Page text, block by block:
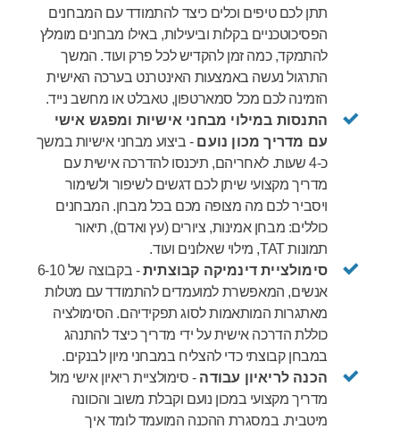
תתן לכם טיפים וכלים כיצד להתמודד עם המבחנים
הפסיכוטכניים בקלות וביעילות, באילו מבחנים מומלץ
להתמקד, כמה זמן להקדיש לכל פרק ועוד. המשך
התרגול נעשה באמצעות האינטרנט בערכה האישית
הזמינה לכם מכל סמארטפון, טאבלט או מחשב נייד.
התנסות במילוי מבחני אישיות ומפגש אישי
עם מדריך מכון נועם -ביצוע מבחני אישיות במשך
כ-4 שעות. לאחריהם, תיכנסו להדרכה אישית עם
מדריך מקצועי שיתן לכם דגשים לשיפור ולשימור
ויסביר לכם מה מצופה מכם בכל מבחן. המבחנים
כוללים: מבחן אמינות, ציורים (עץ ואדם), תיאור
תמונות TAT, מילוי שאלונים ועוד.
סימולציית דינמיקה קבוצתית -
בקבוצה של 6-10
אנשים, המאפשרת למועמדים להתמודד עם מטלות
מאתגרות המותאמות לסוג תפקידיהם. הסימולציה
כוללת הדרכה אישית על ידי מדריך כיצד להתנהג
במבחן קבוצתי כדי להצליח במבחני מיון לבנקים.
הכנה לריאיון עבודה - סימולציית ריאיון אישי מול
מדריך מקצועי במכון נועם וקבלת משוב והכוונה
מיטבית. במסגרת ההכנה המועמד לומד איך